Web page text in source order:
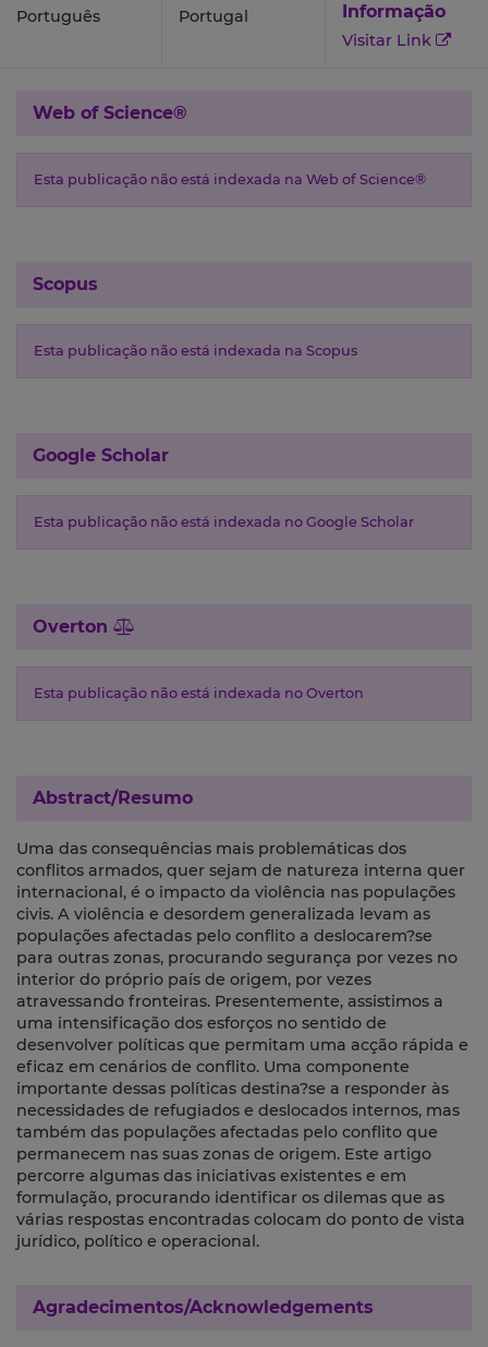
Português Portugal
Informação
Visitar Link
Web of Science®
Esta publicação não está indexada na Web of Science®
Scopus
Esta publicação não está indexada na Scopus
Google Scholar
Esta publicação não está indexada no Google Scholar
Overton
Esta publicação não está indexada no Overton
Abstract/Resumo
Uma das consequências mais problemáticas dos
conflitos armados, quer sejam de natureza interna quer
internacional, é o impacto da violência nas populações
civis. A violência e desordem generalizada levam as
populações afectadas pelo conflito a deslocarem?se
para outras zonas, procurando segurança por vezes no
interior do próprio país de origem, por vezes
atravessando fronteiras. Presentemente, assistimos a
uma intensificação dos esforços no sentido de
desenvolver políticas que permitam uma acção rápida e
eficaz em cenários de conflito. Uma componente
importante dessas políticas destina?se a responder às
necessidades de refugiados e deslocados internos, mas
também das populações afectadas pelo conflito que
permanecem nas suas zonas de origem. Este artigo
percorre algumas das iniciativas existentes e em
formulação, procurando identificar os dilemas que as
várias respostas encontradas colocam do ponto de vista
jurídico, político e operacional.
Agradecimentos/Acknowledgements